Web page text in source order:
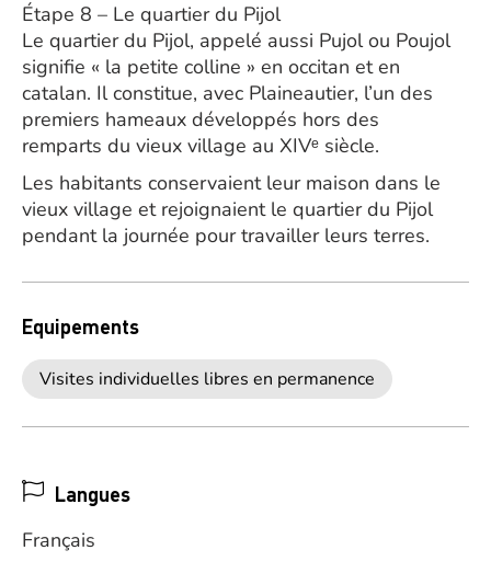
Étape 8 – Le quartier du Pijol
Le quartier du Pijol, appelé aussi Pujol ou Poujol
signifie « la petite colline » en occitan et en
catalan. Il constitue, avec Plaineautier, l’un des
premiers hameaux développés hors des
remparts du vieux village au XIVᵉ siècle.
Les habitants conservaient leur maison dans le
vieux village et rejoignaient le quartier du Pijol
pendant la journée pour travailler leurs terres.
Equipements
Visites individuelles libres en permanence
Langues
Français